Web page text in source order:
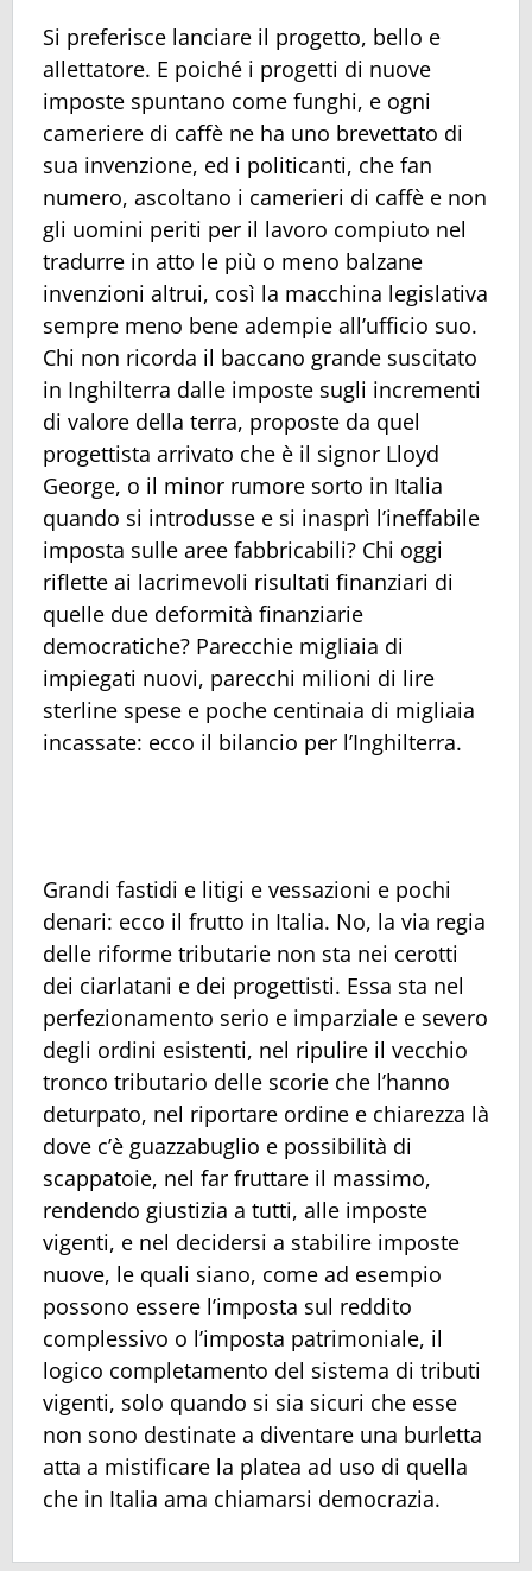
Si preferisce lanciare il progetto, bello e
allettatore. E poiché i progetti di nuove
imposte spuntano come funghi, e ogni
cameriere di caffè ne ha uno brevettato di
sua invenzione, ed i politicanti, che fan
numero, ascoltano i camerieri di caffè e non
gli uomini periti per il lavoro compiuto nel
tradurre in atto le più o meno balzane
invenzioni altrui, così la macchina legislativa
sempre meno bene adempie all’ufficio suo.
Chi non ricorda il baccano grande suscitato
in Inghilterra dalle imposte sugli incrementi
di valore della terra, proposte da quel
progettista arrivato che è il signor Lloyd
George, o il minor rumore sorto in Italia
quando si introdusse e si inasprì l’ineffabile
imposta sulle aree fabbricabili? Chi oggi
riflette ai lacrimevoli risultati finanziari di
quelle due deformità finanziarie
democratiche? Parecchie migliaia di
impiegati nuovi, parecchi milioni di lire
sterline spese e poche centinaia di migliaia
incassate: ecco il bilancio per l’Inghilterra.
Grandi fastidi e litigi e vessazioni e pochi
denari: ecco il frutto in Italia. No, la via regia
delle riforme tributarie non sta nei cerotti
dei ciarlatani e dei progettisti. Essa sta nel
perfezionamento serio e imparziale e severo
degli ordini esistenti, nel ripulire il vecchio
tronco tributario delle scorie che l’hanno
deturpato, nel riportare ordine e chiarezza là
dove c’è guazzabuglio e possibilità di
scappatoie, nel far fruttare il massimo,
rendendo giustizia a tutti, alle imposte
vigenti, e nel decidersi a stabilire imposte
nuove, le quali siano, come ad esempio
possono essere l’imposta sul reddito
complessivo o l’imposta patrimoniale, il
logico completamento del sistema di tributi
vigenti, solo quando si sia sicuri che esse
non sono destinate a diventare una burletta
atta a mistificare la platea ad uso di quella
che in Italia ama chiamarsi democrazia.